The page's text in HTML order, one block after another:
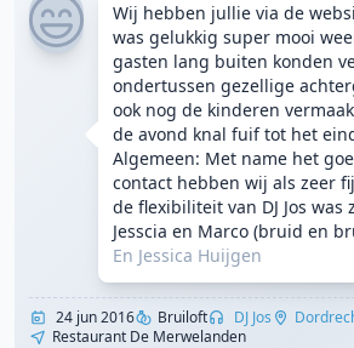
Wij hebben jullie via de
was gelukkig super mooi
gasten lang buiten konden
ondertussen gezellige
ook nog de kinderen
de avond knal fuif tot het
Algemeen: Met name het
contact hebben wij als zeer
de flexibiliteit van DJ Jos was
Jesscia en Marco (bruid en
En Jessica Huijgen
24 jun 2016 Bruiloft DJ Jos
Restaurant De Merwelanden